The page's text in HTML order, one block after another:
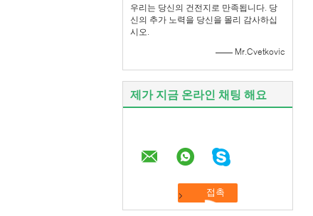
우리는 당신의 건전지로 만족됩니다. 당
신의 추가 노력을 당신을 몰리 감사하십
시오.
—— Mr.Cvetkovic
제가 지금 온라인 채팅 해요